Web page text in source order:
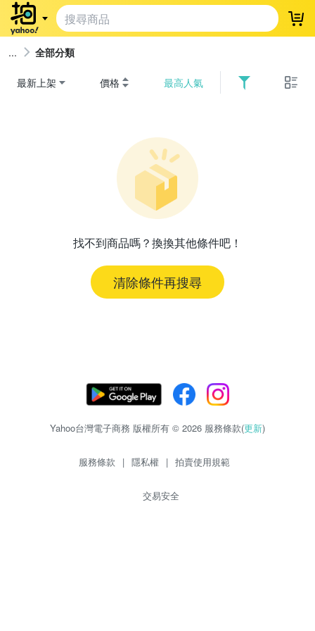
登
全部分類
最新上架 價格 最高人氣
找不到商品嗎？換換其他條件吧！
清除條件再搜尋
Yahoo台灣電子商務 版權所有 © 2026 服務條款(更新)
服務條款 | 隱私權 | 拍賣使用規範
交易安全